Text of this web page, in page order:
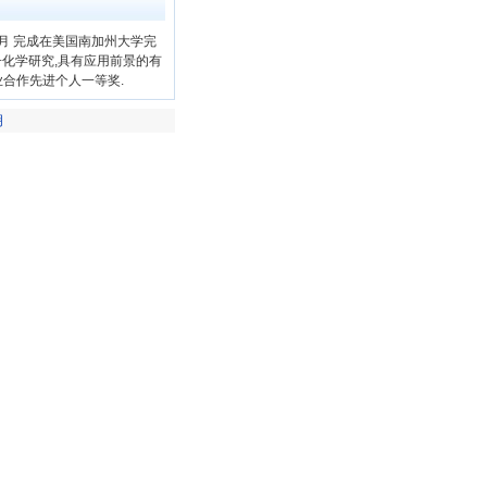
完成在美国南加州大学完
学研究,具有应用前景的有
作先进个人一等奖.